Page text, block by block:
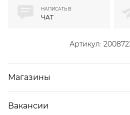
Артикул:
НАПИСАТЬ В
ЧАТ
Магазины
Вакансии